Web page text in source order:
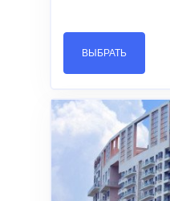
ВЫБРАТЬ